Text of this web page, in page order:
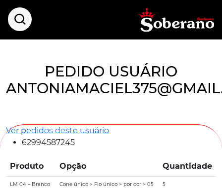
PEDIDO USUÁRIO
Ver pedidos deste usuário
62994587245
Produto Opção Quantidade
LM 04 – Branco
Cone único > Fio único > por cor > 05
5